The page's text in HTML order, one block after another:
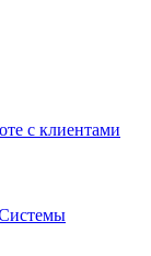
с клиентами